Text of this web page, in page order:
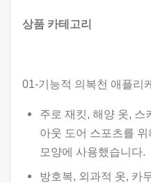
상품 카테고리
01-기능적 의복천 애플리
주로 재킷, 해양 옷, 스
아웃 도어 스포츠를
모양에 사용했습니다.
방호복, 외과적 옷, 카